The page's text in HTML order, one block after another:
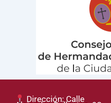
Dirección: Calle